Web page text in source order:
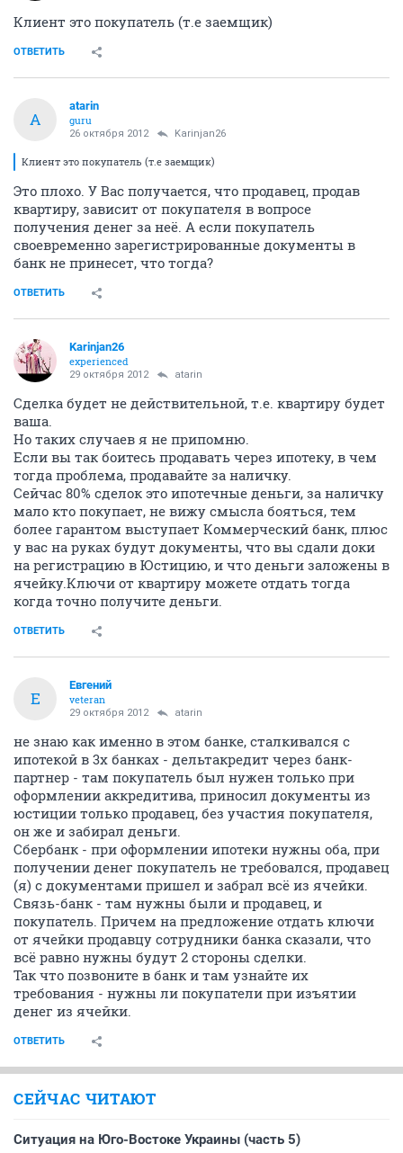
Клиент это покупатель (т.е заемщик)
ОТВЕТИТЬ
A
atarin
guru
26 октября 2012 Karinjan26
Клиент это покупатель (т.е заемщик)
Это плохо. У Вас получается, что продавец, продав
квартиру, зависит от покупателя в вопросе
получения денег за неё. А если покупатель
своевременно зарегистрированные документы в
банк не принесет, что тогда?
ОТВЕТИТЬ
Karinjan26
experienced
29 октября 2012 atarin
Сделка будет не действительной, т.е. квартиру будет
ваша.
Но таких случаев я не припомню.
Если вы так боитесь продавать через ипотеку, в чем
тогда проблема, продавайте за наличку.
Сейчас 80% сделок это ипотечные деньги, за наличку
мало кто покупает, не вижу смысла бояться, тем
более гарантом выступает Коммерческий банк, плюс
у вас на руках будут документы, что вы сдали доки
на регистрацию в Юстицию, и что деньги заложены в
ячейку.Ключи от квартиру можете отдать тогда
когда точно получите деньги.
ОТВЕТИТЬ
E
Eвгений
veteran
29 октября 2012 atarin
не знаю как именно в этом банке, сталкивался с
ипотекой в 3х банках - дельтакредит через банк-
партнер - там покупатель был нужен только при
оформлении аккредитива, приносил документы из
юстиции только продавец, без участия покупателя,
он же и забирал деньги.
Сбербанк - при оформлении ипотеки нужны оба, при
получении денег покупатель не требовался, продавец
(я) с документами пришел и забрал всё из ячейки.
Связь-банк - там нужны были и продавец, и
покупатель. Причем на предложение отдать ключи
от ячейки продавцу сотрудники банка сказали, что
всё равно нужны будут 2 стороны сделки.
Так что позвоните в банк и там узнайте их
требования - нужны ли покупатели при изъятии
денег из ячейки.
ОТВЕТИТЬ
СЕЙЧАС ЧИТАЮТ
Ситуация на Юго-Востоке Украины (часть 5)